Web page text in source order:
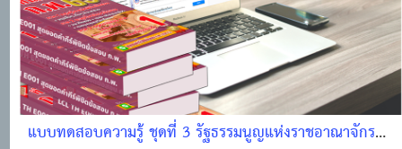
แบบทดสอบความรู้ ชุดที่ 3 รัฐธรรมนูญแห่งราชอาณาจักร